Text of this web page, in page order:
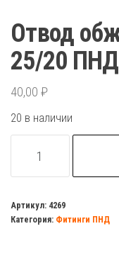
Отвод
25/20 ПНД
40,00 ₽
20 в наличии
товара
обж.переходной
25/20
Артикул: 4269
Категория: Фитинги ПНД